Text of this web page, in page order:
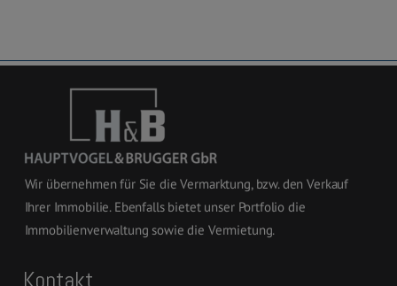
Wir übernehmen für Sie die Vermarktung, bzw. den Verkauf
Ihrer Immobilie. Ebenfalls bietet unser Portfolio die
Immobilienverwaltung sowie die Vermietung.